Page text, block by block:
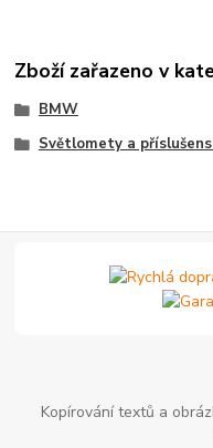
Zboží zařazeno v
BMW
Světlomety a
Kopírování textů a